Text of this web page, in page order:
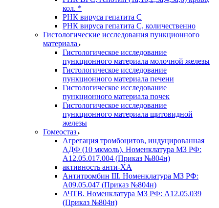
кол. *
РНК вируса гепатита C
РНК вируса гепатита C, количественно
Гистологические исследования пункционного
материала
Гистологическое исследование
пункционного материала молочной железы
Гистологическое исследование
пункционного материала печени
Гистологическое исследование
пункционного материала почек
Гистологическое исследование
пункционного материала щитовидной
железы
Гомеостаз
Агрегация тромбоцитов, индуцированная
АДФ (10 мкмоль). Номенклатура МЗ РФ:
A12.05.017.004 (Приказ №804н)
активность анти-ХА
Антитромбин III. Номенклатура МЗ РФ:
A09.05.047 (Приказ №804н)
АЧТВ. Номенклатура МЗ РФ: A12.05.039
(Приказ №804н)